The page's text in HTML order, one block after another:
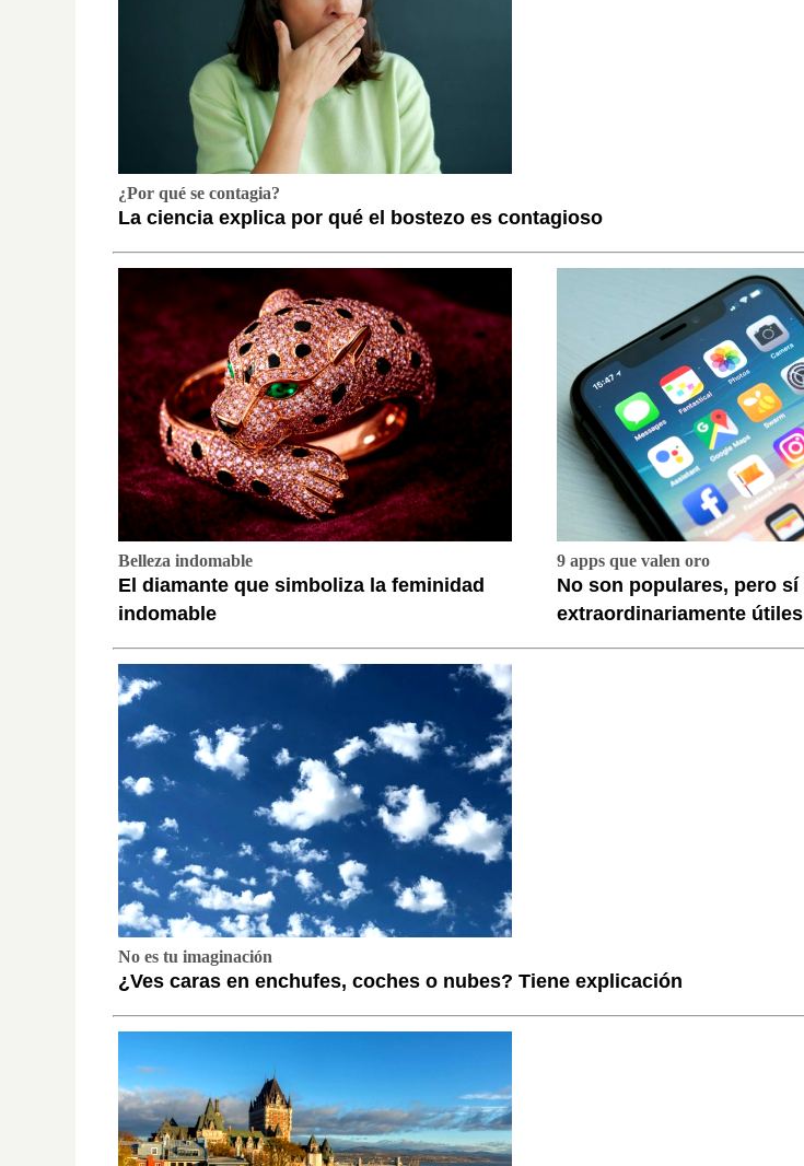
¿Por qué se contagia?
La ciencia explica por qué el bostezo es contagioso
Belleza indomable
El diamante que simboliza la feminidad
indomable
9 apps que valen oro
No son populares, pero sí
extraordinariamente útiles
No es tu imaginación
¿Ves caras en enchufes, coches o nubes? Tiene explicación